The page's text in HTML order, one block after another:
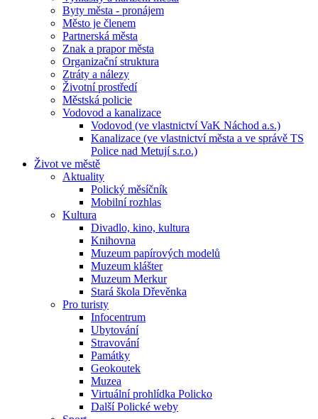
Byty města - pronájem
Město je členem
Partnerská města
Znak a prapor města
Organizační struktura
Ztráty a nálezy
Životní prostředí
Městská policie
Vodovod a kanalizace
Vodovod (ve vlastnictví VaK Náchod a.s.)
Kanalizace (ve vlastnictví města a ve správě TS
Police nad Metují s.r.o.)
Život ve městě
Aktuality
Polický měsíčník
Mobilní rozhlas
Kultura
Divadlo, kino, kultura
Knihovna
Muzeum papírových modelů
Muzeum klášter
Muzeum Merkur
Stará škola Dřevěnka
Pro turisty
Infocentrum
Ubytování
Stravování
Památky
Geokoutek
Muzea
Virtuální prohlídka Policko
Další Polické weby